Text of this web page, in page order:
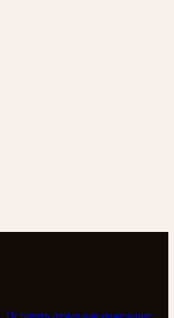
Оставить отзыв или пожелание